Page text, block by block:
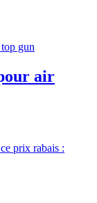
air
prix rabais :